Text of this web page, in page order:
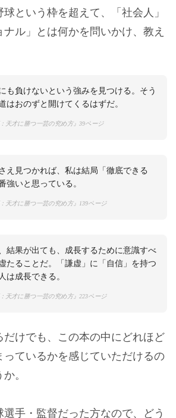
という枠を超えて、「社会人」
ナル」とは何かを問いかけ、教え
も負けないという強みを見つける。そう
はおのずと開けてくるはずだ。
：天才に勝つ一芸の究め方』39ページ
え見つかれば、私は結局「徹底できる
強いと思っている。
：天才に勝つ一芸の究め方』139ページ
結果が出ても、成長するために意識すべ
たることだ。「謙虚」に「自信」を持つ
は成長できる。
：天才に勝つ一芸の究め方』223ページ
だけでも、この本の中にどれほど
っているかを感じていただけるの
。
手・監督だった方なので、どう